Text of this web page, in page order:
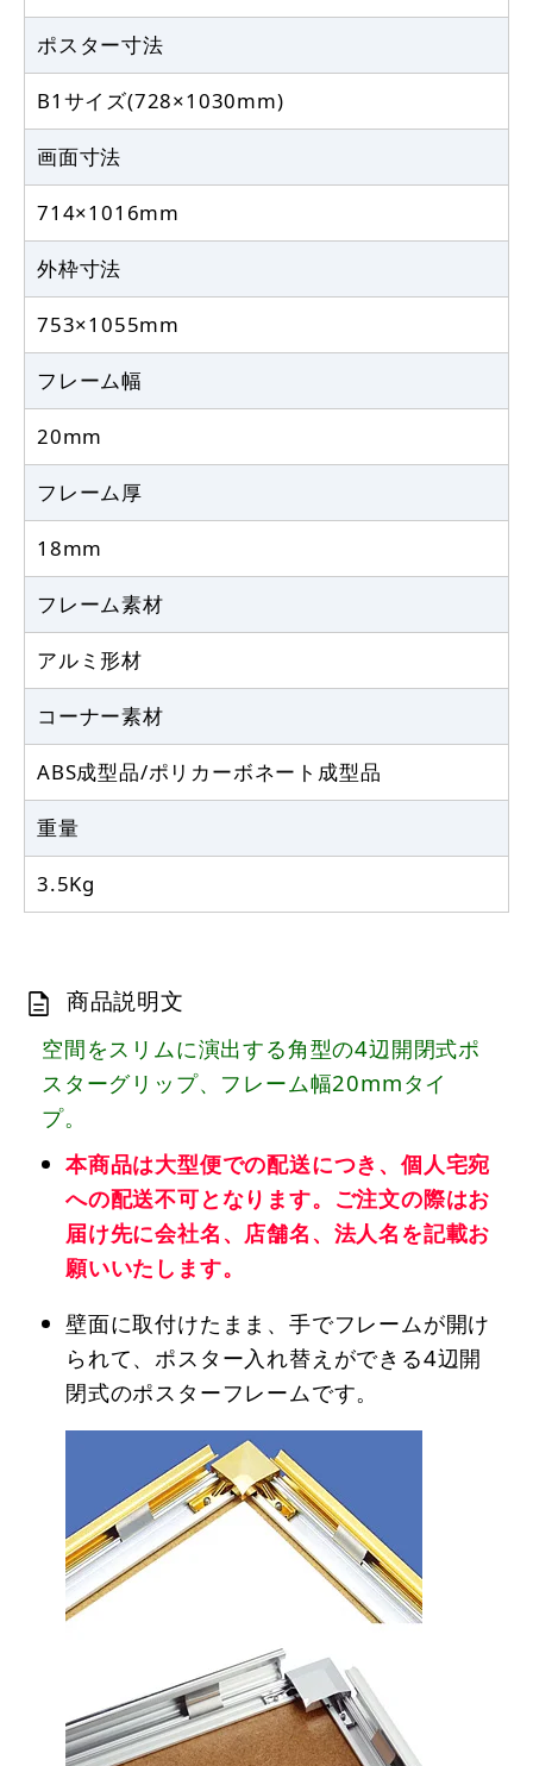
ポスター寸法
B1サイズ(728×1030mm)
画面寸法
714×1016mm
外枠寸法
753×1055mm
フレーム幅
20mm
フレーム厚
18mm
フレーム素材
アルミ形材
コーナー素材
ABS成型品/ポリカーボネート成型品
重量
3.5Kg
商品説明文
空間をスリムに演出する角型の4辺開閉式ポ
スターグリップ、フレーム幅20mmタイ
プ。
本商品は大型便での配送につき、個人宅宛
への配送不可となります。ご注文の際はお
届け先に会社名、店舗名、法人名を記載お
願いいたします。
壁面に取付けたまま、手でフレームが開け
られて、ポスター入れ替えができる4辺開
閉式のポスターフレームです。